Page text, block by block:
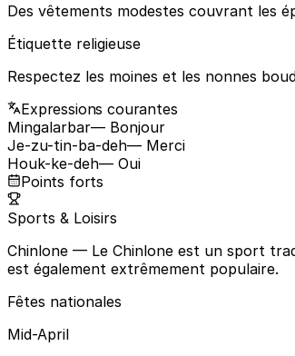
Des vêtements modestes couvrant les
Étiquette religieuse
Respectez les moines et les nonnes
Expressions courantes
Mingalarbar— Bonjour
Je-zu-tin-ba-deh— Merci
Houk-ke-deh— Oui
Points forts
Sports & Loisirs
Chinlone — Le Chinlone est un sport
est également extrêmement populaire.
Fêtes nationales
Mid-April